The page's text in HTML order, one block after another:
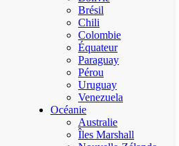
Brésil
Chili
Colombie
Équateur
Paraguay
Pérou
Uruguay
Venezuela
Océanie
Australie
Îles Marshall